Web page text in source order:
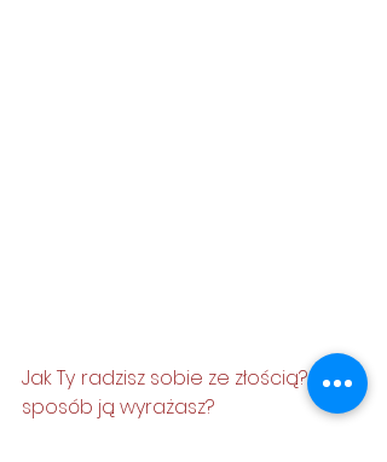
Jak Ty radzisz sobie ze złością? W jaki
sposób ją wyrażasz?